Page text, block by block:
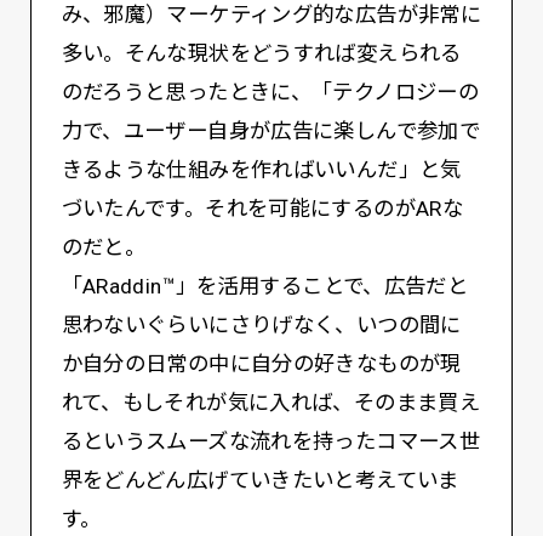
み、邪魔）マーケティング的な広告が非常に
多い。そんな現状をどうすれば変えられる
のだろうと思ったときに、「テクノロジーの
力で、ユーザー自身が広告に楽しんで参加で
きるような仕組みを作ればいいんだ」と気
づいたんです。それを可能にするのがARな
のだと。
「ARaddin™️」を活用することで、広告だと
思わないぐらいにさりげなく、いつの間に
か自分の日常の中に自分の好きなものが現
れて、もしそれが気に入れば、そのまま買え
るというスムーズな流れを持ったコマース世
界をどんどん広げていきたいと考えていま
す。